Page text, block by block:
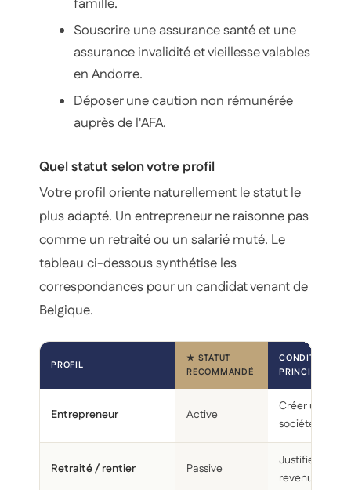
Souscrire une assurance santé et une
assurance invalidité et vieillesse valables
en Andorre.
Déposer une caution non rémunérée
auprès de l'AFA.
Quel statut selon votre profil
Votre profil oriente naturellement le statut le
plus adapté. Un entrepreneur ne raisonne pas
comme un retraité ou un salarié muté. Le
tableau ci-dessous synthétise les
correspondances pour un candidat venant de
Belgique.
PROFIL
★ STATUT
RECOMMANDÉ
CONDITION
PRINCIPALE
Entrepreneur Active
Créer une
société locale
Retraité / rentier Passive
Justifier ses
revenus